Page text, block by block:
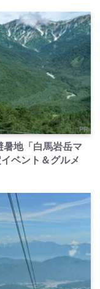
PR
暑地「白馬岩岳マ
ベント＆グルメ